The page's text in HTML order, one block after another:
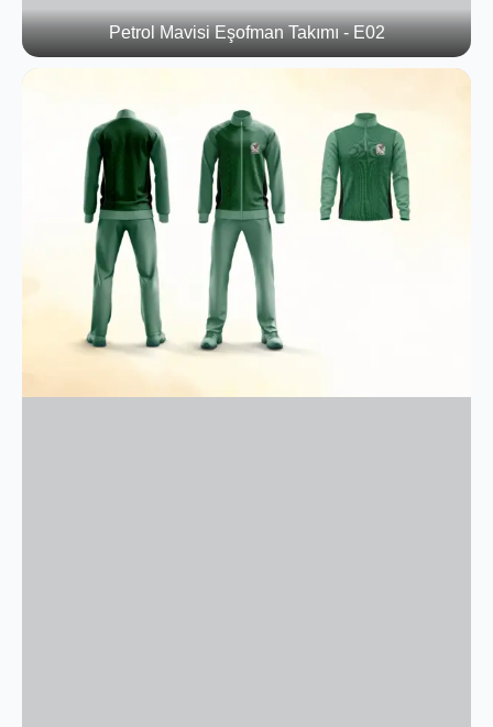
Petrol Mavisi Eşofman Takımı - E02